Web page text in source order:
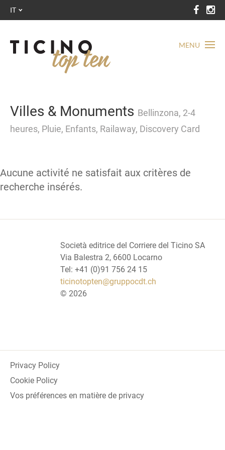
MENU
IT
Villes & Monuments Bellinzona, 2-4
heures, Pluie, Enfants, Railaway, Discovery Card
Aucune activité ne satisfait aux critères de
recherche insérés.
Società editrice del Corriere del Ticino SA
Via Balestra 2, 6600 Locarno
Tel: +41 (0)91 756 24 15
ticinotopten@gruppocdt.ch
© 2026
Privacy Policy
Cookie Policy
Vos préférences en matière de privacy